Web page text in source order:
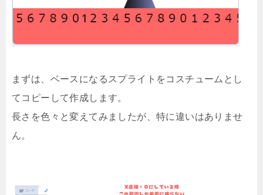
まずは、ベースになるスプライトをコスチュームとし
てコピーして作成します。
長さを色々と変えてみましたが、特に違いはありませ
ん。